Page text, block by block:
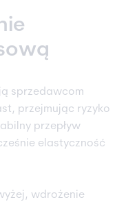
sprzedawcom
przejmując ryzyko
przepływ
elastyczność
wdrożenie